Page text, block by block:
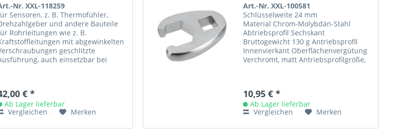
Nr. XXL-118259
Sensoren, z. B. Thermofühler,
und andere Bauteile
Rohrleitungen wie z. B.
mit abgewinkelten
geschlitzte
auch einsetzbar bei
€ *
Ab Lager lieferbar
Vergleichen
Merken
Art.-Nr. XXL-100581
Schlüsselweite 24 mm
Material Chrom-Molybdän-Stahl
Abtriebsprofil Sechskant
Bruttogewicht 130 g Antriebsprofil
Innenvierkant Oberflächenvergütung
Verchromt, matt Antriebsprofilgröße,
10,95 € *
Ab Lager lieferbar
Vergleichen
Merken